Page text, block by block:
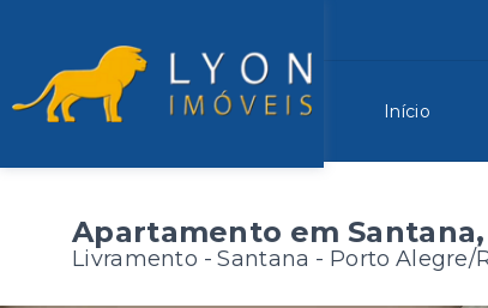
Início
Apartamento em
Livramento -Santana - Porto Alegre/